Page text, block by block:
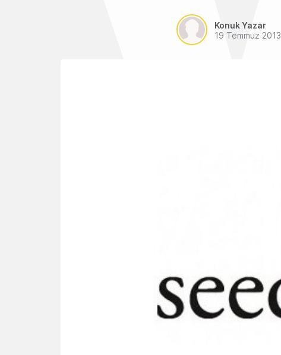
Konuk Yazar
19 Temmuz 2013